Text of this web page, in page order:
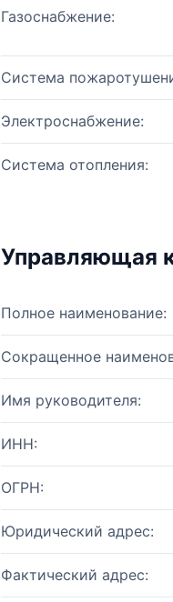
Газоснабжение:
Система
Электроснабжение:
Система отопления:
Управляющая
Полное наименование:
Сокращенное
Имя руководителя:
ИНН:
ОГРН:
Юридический адрес:
Фактический адрес: